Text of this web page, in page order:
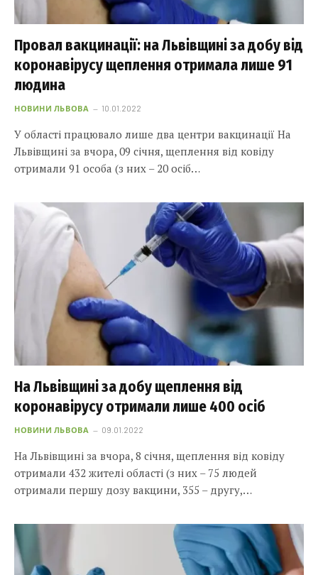
Провал вакцинації: на Львівщині за добу від
коронавірусу щеплення отримала лише 91
людина
НОВИНИ ЛЬВОВА 10.01.2022
У області працювало лише два центри вакцинації На
Львівщині за вчора, 09 січня, щеплення від ковіду
отримали 91 оcоба (з них – 20 осіб…
На Львівщині за добу щеплення від
коронавірусу отримали лише 400 осіб
НОВИНИ ЛЬВОВА 09.01.2022
На Львівщині за вчора, 8 січня, щеплення від ковіду
отримали 432 жителі області (з них – 75 людей
отримали першу дозу вакцини, 355 – другу,…